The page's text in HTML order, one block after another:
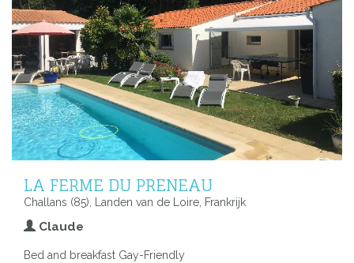
LA FERME DU PRENEAU
Challans (85), Landen van de Loire, Frankrijk
Claude
Bed and breakfast Gay-Friendly